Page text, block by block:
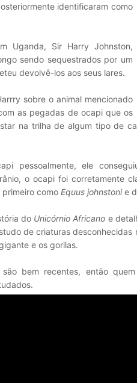
identificaram como
Uganda, Sir Harry Johnston,
sendo sequestrados por um
devolvê-los aos seus lares.
sobre o animal mencionado
as pegadas de ocapi que os
na trilha de algum tipo de
pessoalmente, ele
o ocapi foi corretamente
como Equus johnstonie
do Unicórnio Africano e
de criaturas
e os gorilas.
bem recentes, então